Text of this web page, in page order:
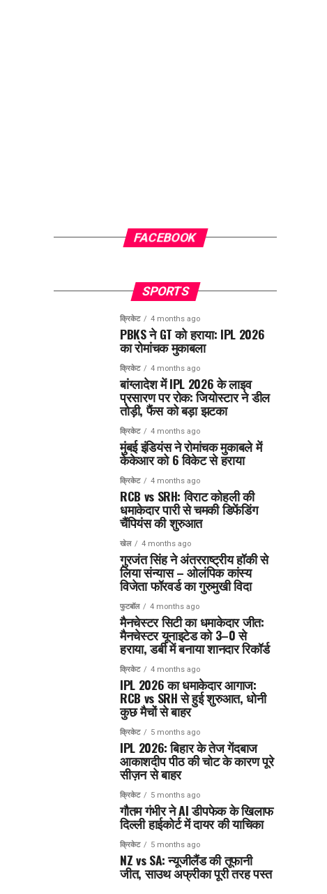
FACEBOOK
SPORTS
क्रिकेट 4 months ago
PBKS ने GT को हराया: IPL 2026
का रोमांचक मुकाबला
क्रिकेट 4 months ago
बांग्लादेश में IPL 2026 के लाइव
प्रसारण पर रोक: जियोस्टार ने डील
तोड़ी, फैंस को बड़ा झटका
क्रिकेट 4 months ago
मुंबई इंडियंस ने रोमांचक मुकाबले में
केकेआर को 6 विकेट से हराया
क्रिकेट 4 months ago
RCB vs SRH: विराट कोहली की
धमाकेदार पारी से चमकी डिफेंडिंग
चैंपियंस की शुरुआत
खेल 4 months ago
गुरजंत सिंह ने अंतरराष्ट्रीय हॉकी से
लिया संन्यास – ओलंपिक कांस्य
विजेता फॉरवर्ड का गुरुमुखी विदा
फुटबॉल 4 months ago
मैनचेस्टर सिटी का धमाकेदार जीत:
मैनचेस्टर यूनाइटेड को 3–0 से
हराया, डर्बी में बनाया शानदार रिकॉर्ड
क्रिकेट 4 months ago
IPL 2026 का धमाकेदार आगाज:
RCB vs SRH से हुई शुरुआत, धोनी
कुछ मैचों से बाहर
क्रिकेट 5 months ago
IPL 2026: बिहार के तेज गेंदबाज
आकाशदीप पीठ की चोट के कारण पूरे
सीज़न से बाहर
क्रिकेट 5 months ago
गौतम गंभीर ने AI डीपफेक के खिलाफ
दिल्ली हाईकोर्ट में दायर की याचिका
क्रिकेट 5 months ago
NZ vs SA: न्यूजीलैंड की तूफानी
जीत, साउथ अफ्रीका पूरी तरह पस्त